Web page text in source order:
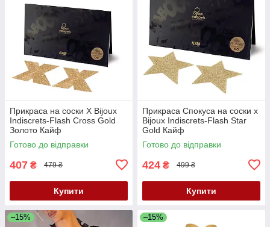
Прикраса на соски X Bijoux
Indiscrets-Flash Cross Gold
Золото Кайф
Готово до відправки
407 ₴ 479 ₴
Купити
Прикраса Спокуса на соски x
Bijoux Indiscrets-Flash Star
Gold Кайф
Готово до відправки
424 ₴ 499 ₴
Купити
–15% –15%